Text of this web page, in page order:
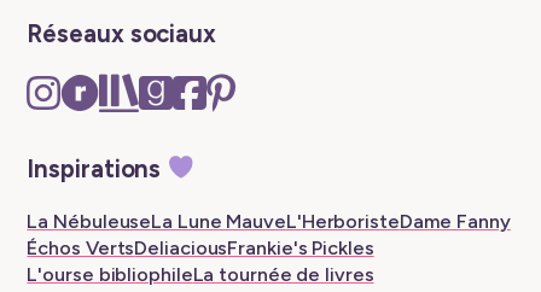
Réseaux sociaux
Instagram
–
tab
Ravelry
–
tab
The
Storygraph
New
tab
Goodreads
–
tab
Facebook
–
Pinterest
Inspirations
La NébuleuseLa Lune MauveL'HerboristeDame Fanny
Échos VertsDeliaciousFrankie's Pickles
L'ourse bibliophileLa tournée de livres